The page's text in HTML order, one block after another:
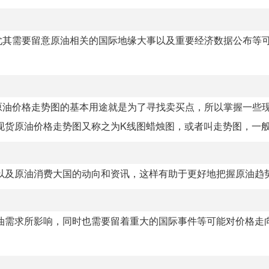
需要留意原油相关的国际地缘大事以及重要经济数据公布等
价格走势图的基本用途就是为了寻找卖买点，所以掌握一些
原油价格走势图又称之为K线图蜡烛图，或者叫走势图，一
原油消费大国的动向和资讯，这样有助于更好地把握原油趋
求所影响，同时也需要留着重大的国际事件等可能对价格走